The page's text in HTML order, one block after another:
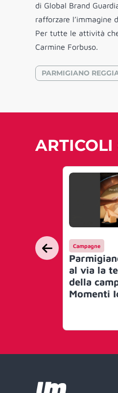
di Global Brand
rafforzare l’immagine
Per tutte le attività
Carmine Forbuso.
PARMIGIANO
ARTICOLI
Campagne
al via la
della
Momenti